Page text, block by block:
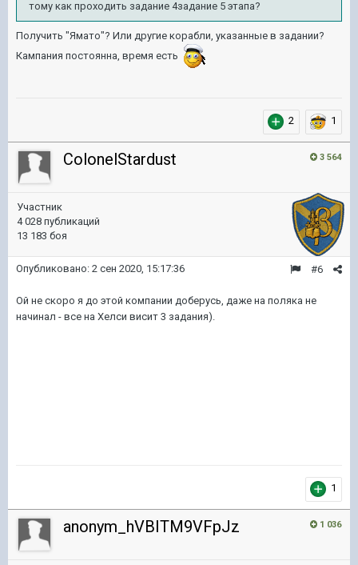
тому как проходить задание 4задание 5 этапа?
Получить "Ямато"? Или другие корабли, указанные в задании?
Кампания постоянна, время есть
2 1
3 564
ColonelStardust
Участник
4 028 публикаций
13 183 боя
#6
Опубликовано: 2 сен 2020, 15:17:36
Ой не скоро я до этой компании доберусь, даже на поляка не
начинал - все на Хелси висит 3 задания).
1
1 036
anonym_hVBITM9VFpJz